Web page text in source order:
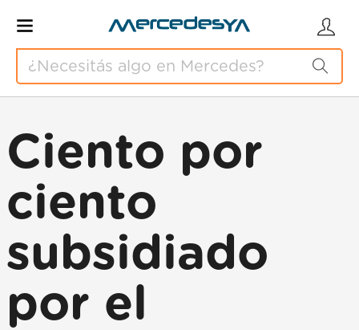
Ciento por
ciento
subsidiado
por el